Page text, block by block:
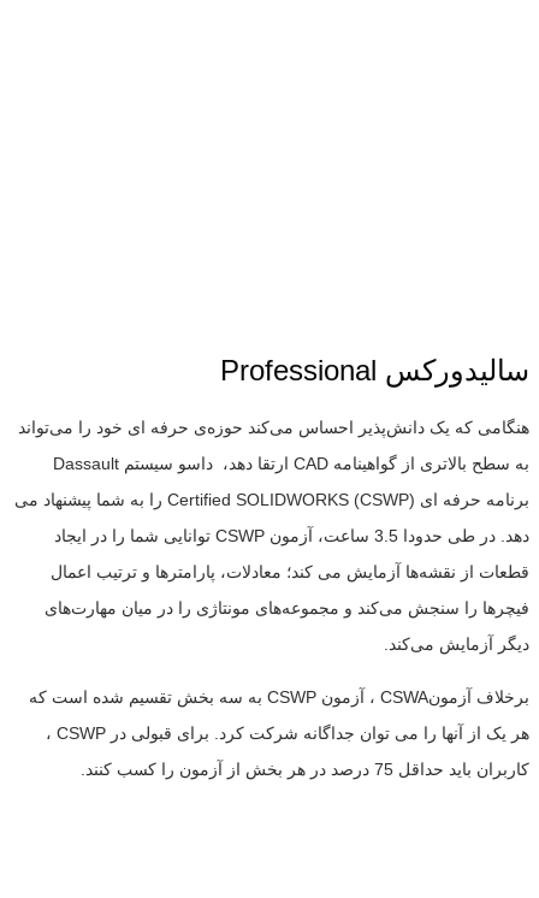
سالیدورکس Professional
هنگامی که یک دانش‌پذیر احساس می‌کند حوزه‌ی حرفه ای خود را می‌تواند
به سطح بالاتری از گواهینامه CAD ارتقا دهد، داسو سیستم Dassault
برنامه حرفه ای Certified SOLIDWORKS (CSWP) را به شما پیشنهاد می
دهد. در طی حدودا 3.5 ساعت، آزمون CSWP توانایی شما را در ایجاد
قطعات از نقشه‌ها آزمایش می کند؛ معادلات، پارامترها و ترتیب اعمال
فیچرها را سنجش می‌کند و مجموعه‌های مونتاژی را در میان مهارت‌های
دیگر آزمایش می‌کند.
برخلاف آزمونCSWA ، آزمون CSWP به سه بخش تقسیم شده است که
هر یک از آنها را می توان جداگانه شرکت کرد. برای قبولی در CSWP ،
کاربران باید حداقل 75 درصد در هر بخش از آزمون را کسب کنند.